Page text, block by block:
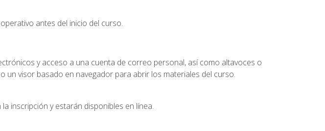
antes del inicio del curso.
y acceso a una cuenta de correo personal, así como altavoces o
un visor basado en navegador para abrir los materiales del curso.
inscripción y estarán disponibles en línea.